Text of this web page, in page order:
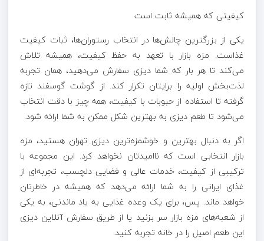
کیفیتی که همیشه ثابت است
یکی از بزرگترین چالش‌ها در انتخاب رستوران‌ها، ثبات کیفیت
غذاست. مزه بازار با تعهد به حفظ کیفیت، همیشه تلاش
می‌کند تا هر بار که شما دیزی سفارش می‌دهید، همان تجربه
لذت‌بخش اولیه را برایتان تکرار کند. از گوشت گوسفند تازه
گرفته تا استفاده از حبوبات با کیفیت، همه چیز با دقت انتخاب
می‌شود تا طعم دیزی به بهترین شکل ممکن به شما ارائه شود.
اگر به دنبال بهترین و خوشمزه‌ترین دیزی تهران هستید، مزه
بازار انتخابی است که ناامیدتان نخواهد کرد. این مجموعه با
ترکیبی از کیفیت، خدمات عالی و فضایی دلچسب، تجربه‌ای از
غذای ایرانی را به شما ارائه می‌دهد که همیشه در خاطرتان
خواهد ماند. پس، برای یک وعده غذایی به یاد ماندنی، به یکی
از شعبه‌های مزه بازار سر بزنید یا از طریق سفارش آنلاین دیزی
این طعم اصیل را در خانه تجربه کنید.